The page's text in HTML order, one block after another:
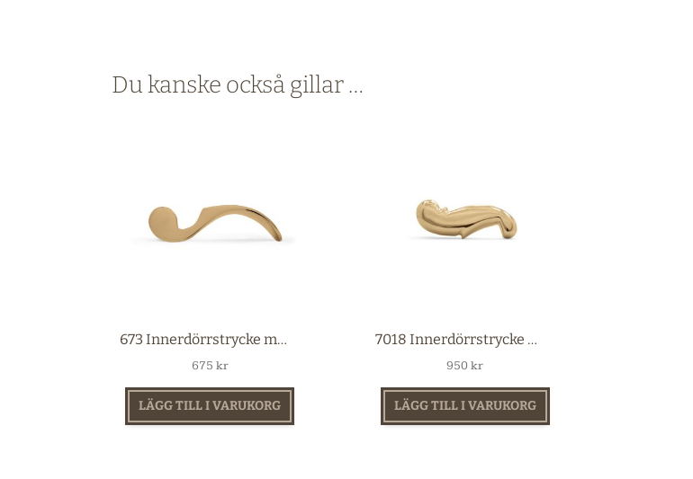
Du kanske också gillar …
673 Innerdörrstrycke mässing
675 kr
LÄGG TILL I VARUKORG
7018 Innerdörrstrycke mässing
950kr
LÄGG TILL I VARUKORG